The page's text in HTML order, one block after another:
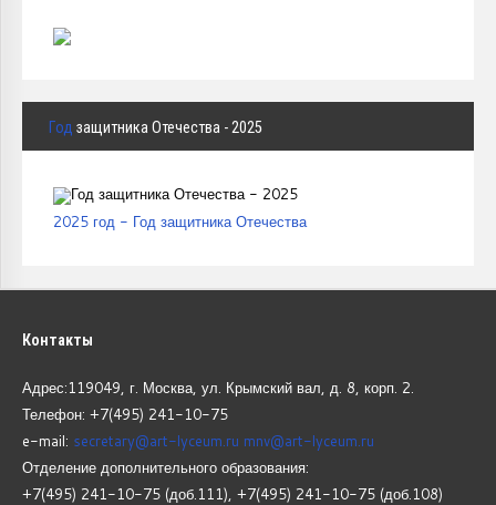
Год защитника Отечества - 2025
2025 год - Год защитника Отечества
Контакты
Адрес:119049, г. Москва, ул. Крымский вал, д. 8, корп. 2.
Телефон: +7(495) 241-10-75
e-mail: secretary@art-lyceum.ru mnv@art-lyceum.ru
Отделение дополнительного образования:
+7(495) 241-10-75 (доб.111), +7(495) 241-10-75 (доб.108)